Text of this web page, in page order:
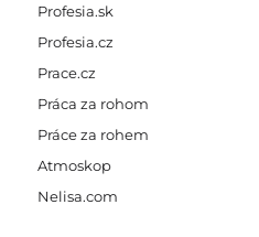
Profesia.sk
Profesia.cz
Prace.cz
Práca za rohom
Práce za rohem
Atmoskop
Nelisa.com